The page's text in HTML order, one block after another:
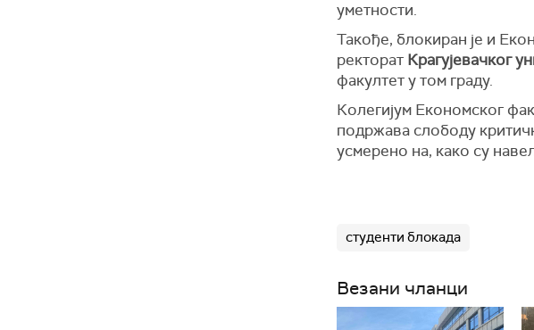
уметности.
Такође, блокиран је и
ректорат Крагујевачког
факултет у том граду.
Колегијум Економског
подржава слободу
усмерено на, како су
студенти блокада
Везани чланци